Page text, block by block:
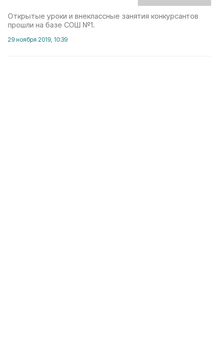
Открытые уроки и внеклассные занятия конкурсантов
прошли на базе СОШ №1.
29 ноября 2019, 10:39